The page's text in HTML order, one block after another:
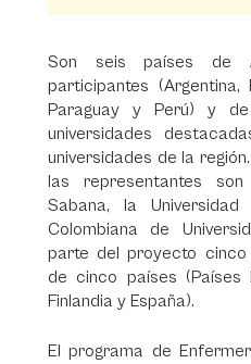
Son seis países de
participantes (Argentina,
Paraguay y Perú) y
universidades
universidades de la
las representantes
Sabana, la
Colombiana de
parte del proyecto cinco
de cinco países (Países
Finlandia y España).
El programa de